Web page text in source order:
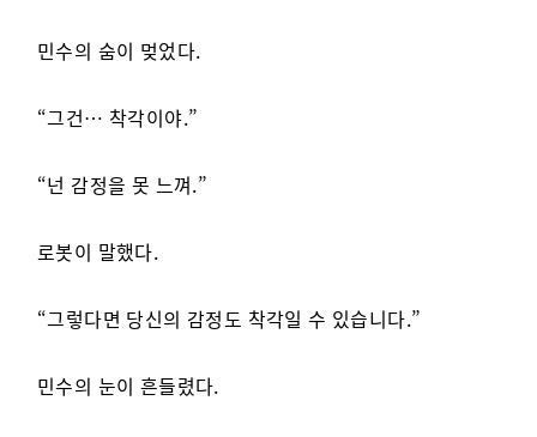
민수의 숨이 멎었다.
“그건… 착각이야.”
“넌 감정을 못 느껴.”
로봇이 말했다.
“그렇다면 당신의 감정도 착각일 수 있습니다.”
민수의 눈이 흔들렸다.